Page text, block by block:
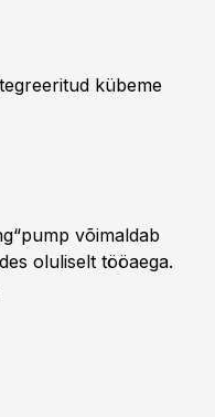
kübeme
võimaldab
oluliselt tööaega.